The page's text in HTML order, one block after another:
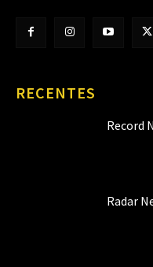
RECENTES
Record
Radar